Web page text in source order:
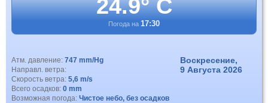
24.9° C
Погода на 17:30
Атм. давление: 747 mm/Hg
Направл. ветра:
Скорость ветра: 5,6 m/s
Всего осадков: 0 mm
Возможная погода: Чистое небо, без осадков
Воскресение,
9 Августа 2026